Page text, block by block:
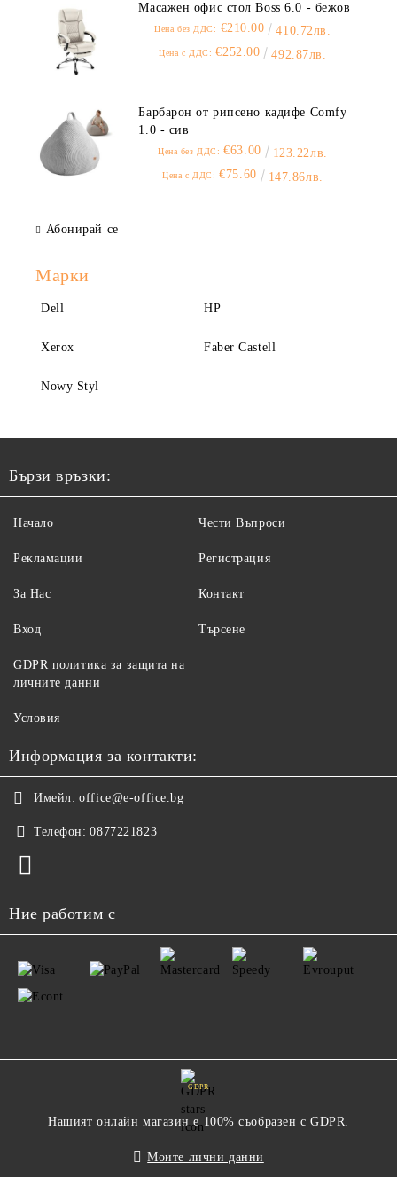
Масажен офис стол Boss 6.0 - бежов
Цена без ДДС: €210.00 410.72лв.
Цена с ДДС: €252.00 492.87лв.
Барбарон от рипсено кадифе Comfy
1.0 - сив
Цена без ДДС: €63.00 123.22лв.
Цена с ДДС: €75.60 147.86лв.
Абонирай се
Марки
Dell HP
Xerox Faber Castell
Nowy Styl
Бързи връзки:
Начало
Рекламации
За Нас
Вход
Чести Въпроси
Регистрация
Контакт
Търсене
GDPR политика за защита на
личните данни
Условия
Информация за контакти:
Имейл: office@e-office.bg
Телефон: 0877221823
Ние работим с
GDPR
Нашият онлайн магазин е 100% съобразен с GDPR.
Моите лични данни